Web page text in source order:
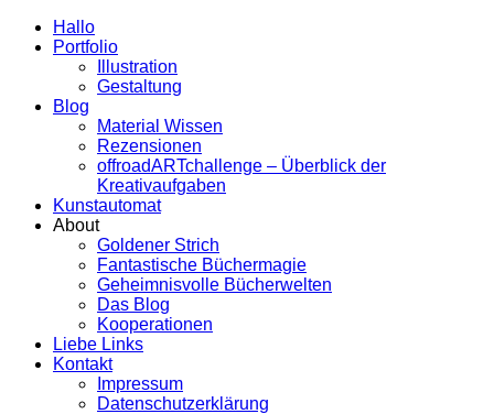
Hallo
Portfolio
Illustration
Gestaltung
Blog
Material Wissen
Rezensionen
offroadARTchallenge – Überblick der
Kreativaufgaben
Kunstautomat
About
Goldener Strich
Fantastische Büchermagie
Geheimnisvolle Bücherwelten
Das Blog
Kooperationen
Liebe Links
Kontakt
Impressum
Datenschutzerklärung